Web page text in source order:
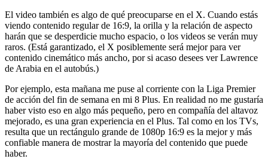
El video también es algo de qué preocuparse en el X. Cuando estás
viendo contenido regular de 16:9, la orilla y la relación de aspecto
harán que se desperdicie mucho espacio, o los videos se verán muy
raros. (Está garantizado, el X posiblemente será mejor para ver
contenido cinemático más ancho, por si acaso desees ver Lawrence
de Arabia en el autobús.)
Por ejemplo, esta mañana me puse al corriente con la Liga Premier
de acción del fin de semana en mi 8 Plus. En realidad no me gustaría
haber visto eso en algo más pequeño, pero en compañía del altavoz
mejorado, es una gran experiencia en el Plus. Tal como en los TVs,
resulta que un rectángulo grande de 1080p 16:9 es la mejor y más
confiable manera de mostrar la mayoría del contenido que puede
haber.